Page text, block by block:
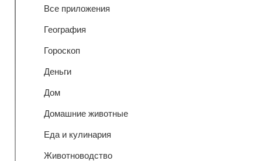
Все приложения
География
Гороскоп
Деньги
Дом
Домашние животные
Еда и кулинария
Животноводство